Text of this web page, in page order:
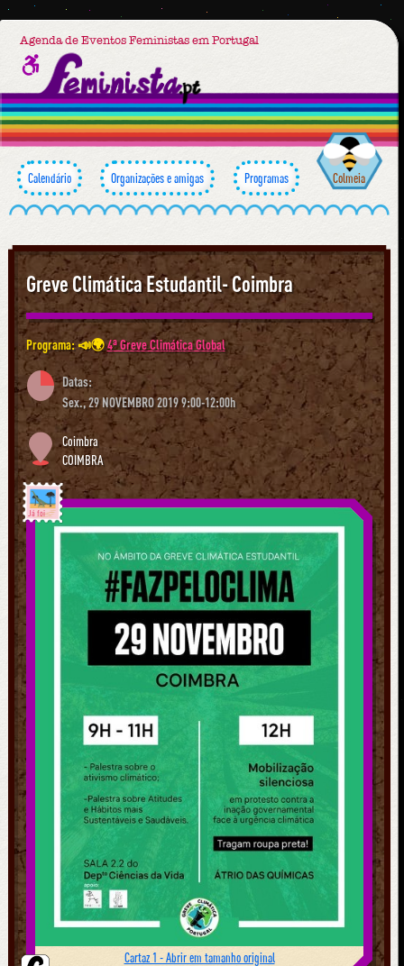
Agenda de Eventos Feministas em Portugal
Calendário Organizações e amigas Programas Colmeia
Greve Climática Estudantil- Coimbra
Programa: 📣🌍4ª Greve Climática Global
Datas:
Sex., 29 NOVEMBRO 2019 9:00-12:00h
Coimbra
COIMBRA
Já foi
Cartaz 1 - Abrir em tamanho original